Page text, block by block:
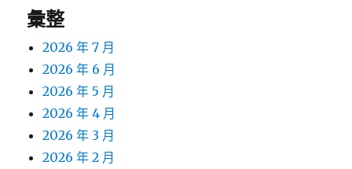
彙整
2026 年 7 月
2026 年 6 月
2026 年 5 月
2026 年 4 月
2026 年 3 月
2026 年 2 月